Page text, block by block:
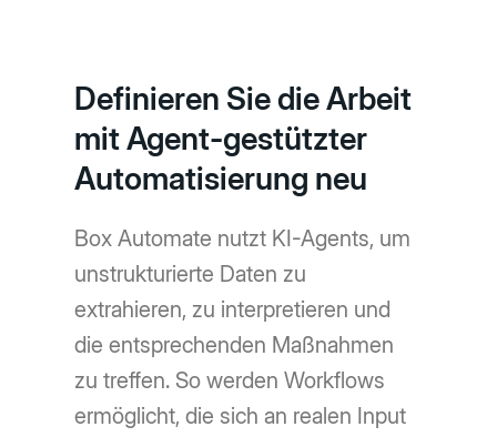
Definieren Sie die Arbeit
mit Agent-gestützter
Automatisierung neu
Box Automate nutzt KI-Agents, um
unstrukturierte Daten zu
extrahieren, zu interpretieren und
die entsprechenden Maßnahmen
zu treffen. So werden Workflows
ermöglicht, die sich an realen Input